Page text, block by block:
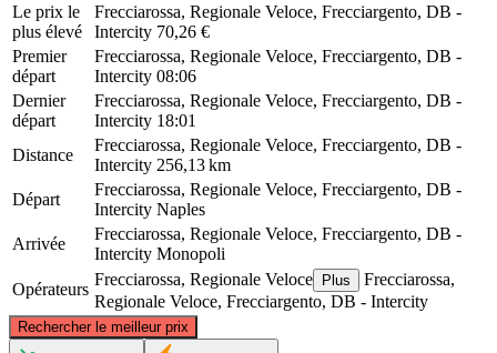
Le prix le
plus élevé
Frecciarossa, Regionale Veloce, Frecciargento, DB -
Intercity 70,26 €
Premier
départ
Frecciarossa, Regionale Veloce, Frecciargento, DB -
Intercity 08:06
Dernier
départ
Frecciarossa, Regionale Veloce, Frecciargento, DB -
Intercity 18:01
Distance
Frecciarossa, Regionale Veloce, Frecciargento, DB -
Intercity 256,13 km
Départ
Frecciarossa, Regionale Veloce, Frecciargento, DB -
Intercity Naples
Arrivée
Frecciarossa, Regionale Veloce, Frecciargento, DB -
Intercity Monopoli
Opérateurs
Frecciarossa, Regionale Veloce Plus
Frecciarossa,
Regionale Veloce, Frecciargento, DB - Intercity
Rechercher le meilleur prix
©CARTO, ©OpenStreetMapcontributors